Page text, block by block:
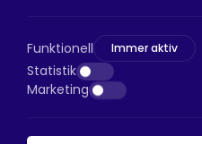
D:a, 34045
Telefon:+90 530 044 64
E-Mail:
Funktionell Immer aktiv
Statistik
Marketing